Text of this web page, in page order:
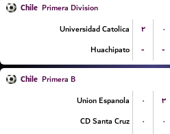
Chile Primera Division
Universidad Catolica
۲ ۰
Huachipato
- -
Chile Primera B
Union Espanola
۰ ۳
CD Santa Cruz
۰ ۰